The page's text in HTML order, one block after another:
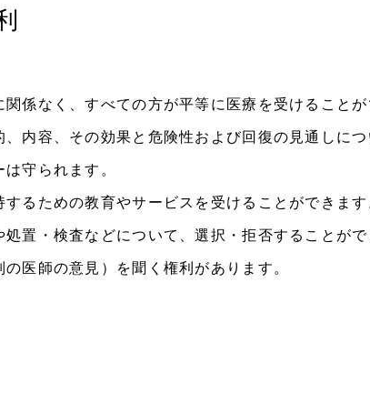
係なく、すべての方が平等に医療を受けることが
内容、その効果と危険性および回復の見通しに
守られます。
るための教育やサービスを受けることができます
置・検査などについて、選択・拒否することがで
医師の意見）を聞く権利があります。